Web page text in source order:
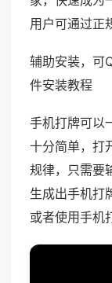
用户可通过正
辅助安装，可
件安装教程
手机打牌可以
十分简单，打
规律，只需要
生成出手机打
或者使用手机